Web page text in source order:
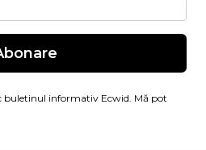
buletinul informativ Ecwid. Mă pot